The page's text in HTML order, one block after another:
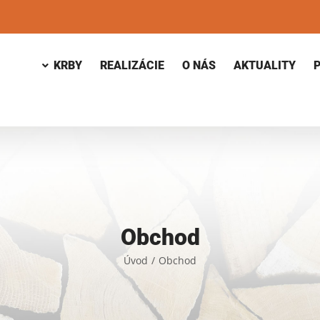
KRBY REALIZÁCIE O NÁS AKTUALITY
Obchod
Úvod / Obchod